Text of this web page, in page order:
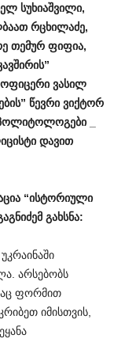
სუხიაშვილი,
რცხილაძე,
თემურ ფიფია,
”
ოფიცერი ვასილ
” წევრი ვიქტორ
დავით
“ისტორიული
გახსნა:
არსებობს
ფორმით
იმისთვის,